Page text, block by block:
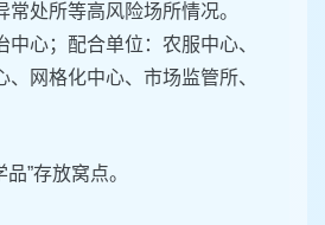
常处所等高风险场所情况。
中心；配合单位：农服中心、
、网格化中心、市场监管所、
”存放窝点。